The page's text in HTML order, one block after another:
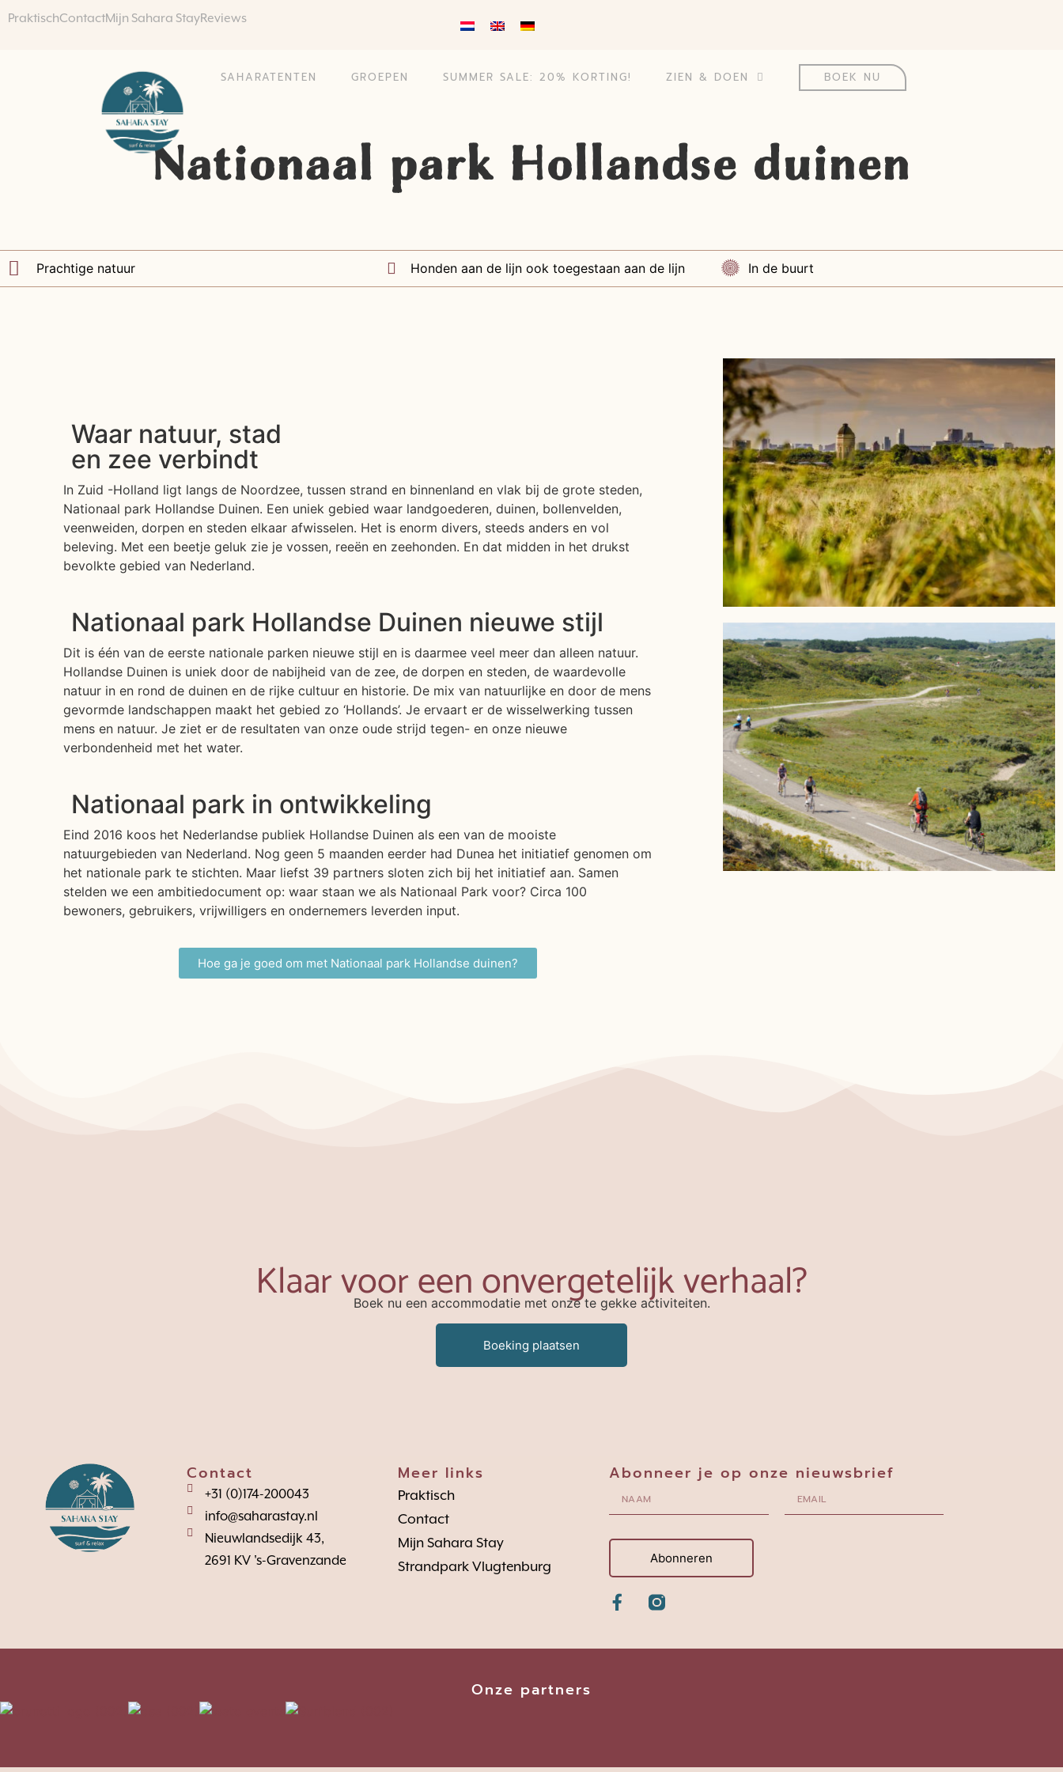
PraktischContactMijn Sahara StayReviews
SAHARATENTEN GROEPEN SUMMER SALE: 20% KORTING! ZIEN & DOEN BOEK NU
Nationaal park Hollandse duinen
Prachtige natuur Honden aan de lijn ook toegestaan aan de lijn In de buurt
Waar natuur, stad
en zee verbindt
In Zuid -Holland ligt langs de Noordzee, tussen strand en binnenland en vlak bij de grote steden,
Nationaal park Hollandse Duinen. Een uniek gebied waar landgoederen, duinen, bollenvelden,
veenweiden, dorpen en steden elkaar afwisselen. Het is enorm divers, steeds anders en vol
beleving. Met een beetje geluk zie je vossen, reeën en zeehonden. En dat midden in het drukst
bevolkte gebied van Nederland.
Nationaal park Hollandse Duinen nieuwe stijl
Dit is één van de eerste nationale parken nieuwe stijl en is daarmee veel meer dan alleen natuur.
Hollandse Duinen is uniek door de nabijheid van de zee, de dorpen en steden, de waardevolle
natuur in en rond de duinen en de rijke cultuur en historie. De mix van natuurlijke en door de mens
gevormde landschappen maakt het gebied zo ‘Hollands’. Je ervaart er de wisselwerking tussen
mens en natuur. Je ziet er de resultaten van onze oude strijd tegen- en onze nieuwe
verbondenheid met het water.
Nationaal park in ontwikkeling
Eind 2016 koos het Nederlandse publiek Hollandse Duinen als een van de mooiste
natuurgebieden van Nederland. Nog geen 5 maanden eerder had Dunea het initiatief genomen om
het nationale park te stichten. Maar liefst 39 partners sloten zich bij het initiatief aan. Samen
stelden we een ambitiedocument op: waar staan we als Nationaal Park voor? Circa 100
bewoners, gebruikers, vrijwilligers en ondernemers leverden input.
Hoe ga je goed om met Nationaal park Hollandse duinen​?
Klaar voor een onvergetelijk verhaal?
Boek nu een accommodatie met onze te gekke activiteiten.
Boeking plaatsen
Contact
+31 (0)174-200043
info@saharastay.nl
Nieuwlandsedijk 43,
2691 KV 's-Gravenzande
Meer links
Praktisch
Contact
Mijn Sahara Stay
Strandpark Vlugtenburg
Abonneer je op onze nieuwsbrief
Abonneren
Onze partners